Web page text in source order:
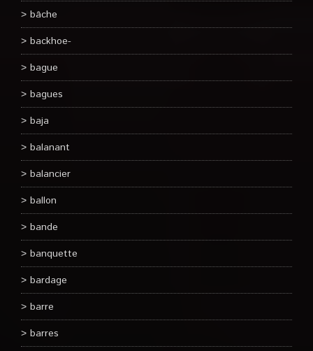
bâche
backhoe-
bague
bagues
baja
balanant
balancier
ballon
bande
banquette
bardage
barre
barres